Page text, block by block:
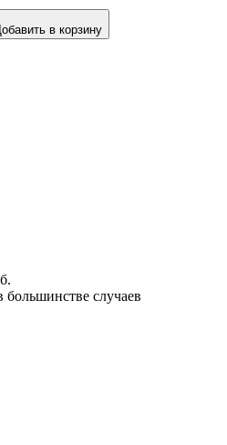
в корзину
большинстве случаев